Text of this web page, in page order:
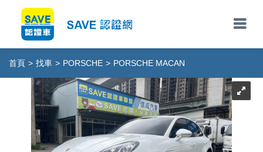
首頁 > 找車 > PORSCHE > PORSCHE MACAN